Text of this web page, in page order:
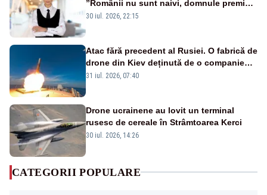
”Românii nu sunt naivi, domnule premier
Bolojan”
30 iul. 2026, 22:15
Atac fără precedent al Rusiei. O fabrică de
drone din Kiev deținută de o companie
americană, distrusă de o rachetă
31 iul. 2026, 07:40
Drone ucrainene au lovit un terminal
rusesc de cereale în Strâmtoarea Kerci
30 iul. 2026, 14:26
CATEGORII POPULARE